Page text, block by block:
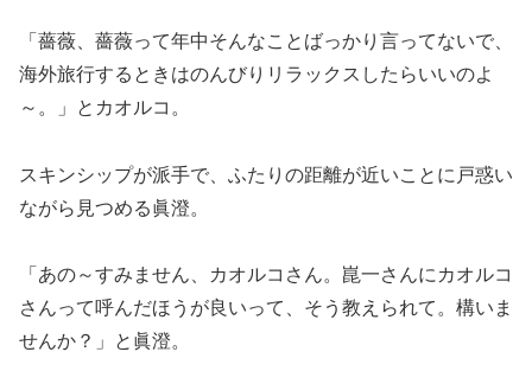
「薔薇、薔薇って年中そんなことばっかり言ってないで、
海外旅行するときはのんびりリラックスしたらいいのよ
～。」とカオルコ。
スキンシップが派手で、ふたりの距離が近いことに戸惑い
ながら見つめる眞澄。
「あの～すみません、カオルコさん。崑一さんにカオルコ
さんって呼んだほうが良いって、そう教えられて。構いま
せんか？」と眞澄。